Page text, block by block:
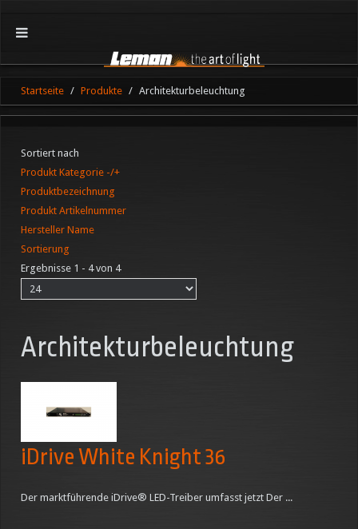
Startseite Produkte Architekturbeleuchtung
Sortiert nach
Produkt Kategorie -/+
Produktbezeichnung
Produkt Artikelnummer
Hersteller Name
Sortierung
Ergebnisse 1 - 4 von 4
Architekturbeleuchtung
iDrive White Knight 36
Der marktführende iDrive® LED-Treiber umfasst jetzt Der ...